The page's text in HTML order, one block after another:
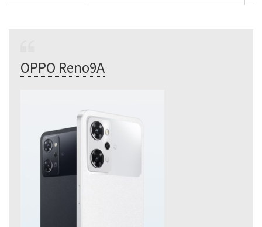
OPPO Reno9A